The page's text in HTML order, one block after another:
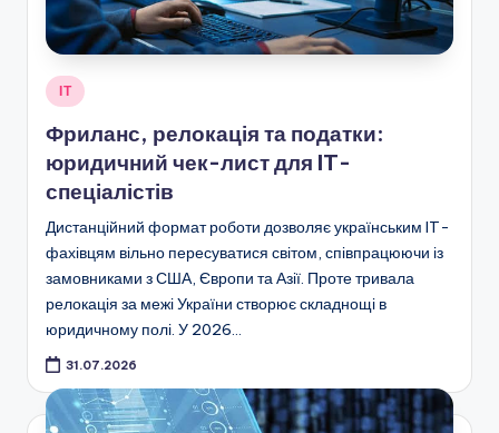
Опубліковано
ІТ
Фриланс, релокація та податки:
юридичний чек-лист для IT-
спеціалістів
Дистанційний формат роботи дозволяє українським IT-
фахівцям вільно пересуватися світом, співпрацюючи із
замовниками з США, Європи та Азії. Проте тривала
релокація за межі України створює складнощі в
юридичному полі. У 2026…
31.07.2026